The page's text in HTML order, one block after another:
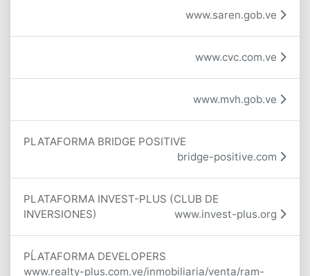
www.saren.gob.ve
www.cvc.com.ve
www.mvh.gob.ve
PLATAFORMA BRIDGE POSITIVE
bridge-positive.com
PLATAFORMA INVEST-PLUS (CLUB DE
INVERSIONES)
www.invest-plus.org
PĹATAFORMA DEVELOPERS
www.realty-plus.com.ve/inmobiliaria/venta/ram-